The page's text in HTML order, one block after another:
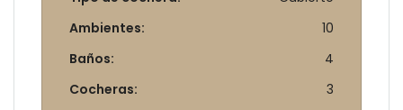
Ambientes:
10
Baños:
4
Cocheras:
3